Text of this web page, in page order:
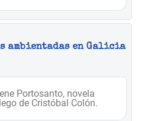
ambientadas en Galicia
Portosanto, novela
de Cristóbal Colón.